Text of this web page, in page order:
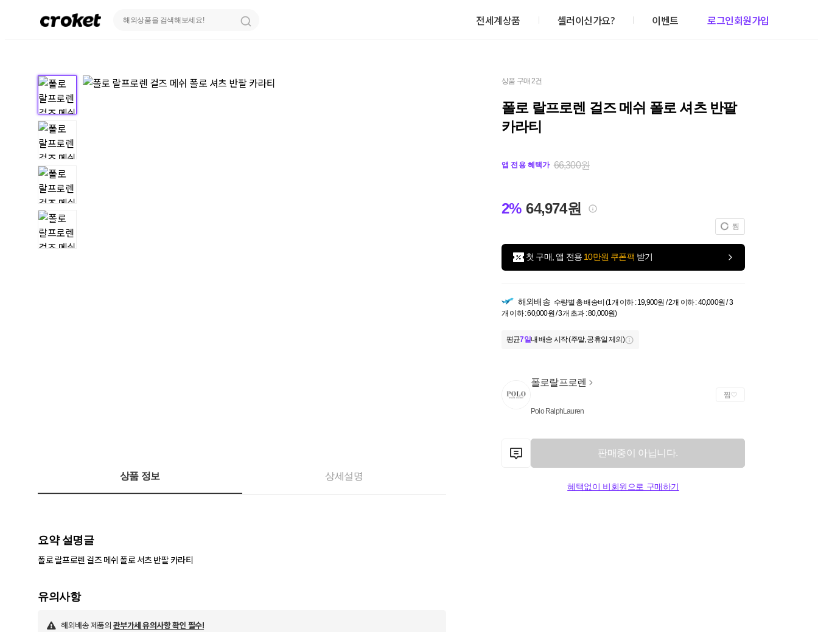
전세계상품 셀러이신가요? 이벤트 로그인회원가입
상품 구매 2건
폴로 랄프로렌 걸즈 메쉬 폴로 셔츠 반팔
카라티
앱 전용 혜택가 66,300원
2% 64,974원
찜
첫 구매, 앱 전용 10만원 쿠폰팩 받기
해외배송 수량별 총 배송비 (1개 이하 : 19,900원 / 2개 이하 : 40,000원 / 3
개 이하 : 60,000원 / 3개 초과 : 80,000원)
평균7일내 배송 시작 (주말, 공휴일 제외)
폴로랄프로렌
Polo RalphLauren
찜
판매중이 아닙니다.
혜택없이 비회원으로 구매하기
상품 정보 상세설명
요약 설명글
폴로 랄프로렌 걸즈 메쉬 폴로 셔츠 반팔 카라티
유의사항
해외배송 제품의 관부가세 유의사항 확인 필수!